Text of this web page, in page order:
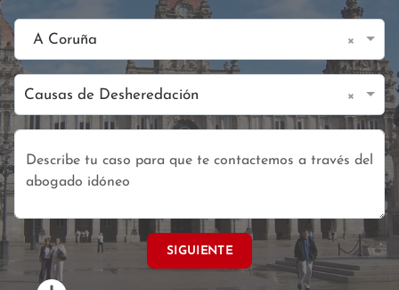
A Coruña ×
Causas de Desheredación ×
SIGUIENTE